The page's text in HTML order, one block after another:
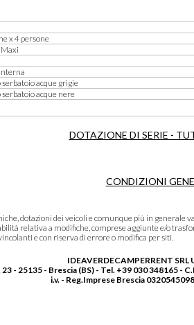
x 4 persone
acque grigie
acque nere
DOTAZIONE DI SERIE -
CONDIZIONI
dotazioni dei veicoli e comunque più in generale
relativa a modifiche, comprese aggiunte e/o
e con riserva di errore o modifica per siti.
IDEAVERDECAMPERRENT SRL
- 25135 - Brescia (BS) - Tel. +39 030 348165 -
i.v. - Reg.Imprese Brescia